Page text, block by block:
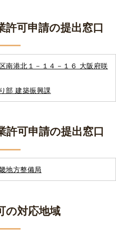
許可申請の提出窓口
南港北１－１４－１６ 大阪府咲
部 建築振興課
許可申請の提出窓口
地方整備局
の対応地域